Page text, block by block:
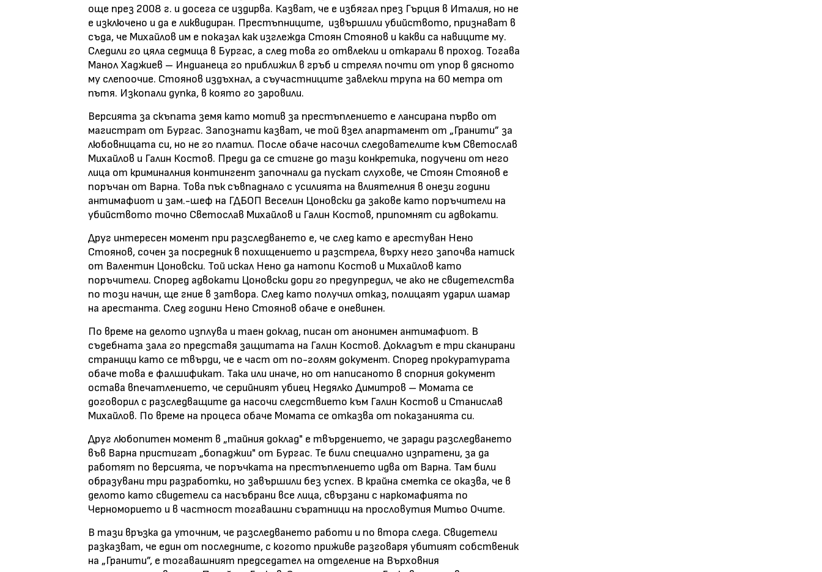
още през 2008 г. и досега се издирва. Казват, че е избягал през Гърция в Италия, но не
е изключено и да е ликвидиран. Престъпниците, извършили убийството, признават в
съда, че Михайлов им е показал как изглежда Стоян Стоянов и какви са навиците му.
Следили го цяла седмица в Бургас, а след това го отвлекли и откарали в проход. Тогава
Манол Хаджиев – Индианеца го приближил в гръб и стрелял почти от упор в дясното
му слепоочие. Стоянов издъхнал, а съучастниците завлекли трупа на 60 метра от
пътя. Изкопали дупка, в която го заровили.
Версията за скъпата земя като мотив за престъплението е лансирана първо от
магистрат от Бургас. Запознати казват, че той взел апартамент от „Гранити” за
любовницата си, но не го платил. После обаче насочил следователите към Светослав
Михайлов и Галин Костов. Преди да се стигне до тази конкретика, подучени от него
лица от криминалния контингент започнали да пускат слухове, че Стоян Стоянов е
поръчан от Варна. Това пък съвпаднало с усилията на влиятелния в онези години
антимафиот и зам.-шеф на ГДБОП Веселин Цоновски да закове като поръчители на
убийството точно Светослав Михайлов и Галин Костов, припомнят си адвокати.
Друг интересен момент при разследването е, че след като е арестуван Нено
Стоянов, сочен за посредник в похищението и разстрела, върху него започва натиск
от Валентин Цоновски. Той искал Нено да натопи Костов и Михайлов като
поръчители. Според адвокати Цоновски дори го предупредил, че ако не свидетелства
по този начин, ще гние в затвора. След като получил отказ, полицаят ударил шамар
на арестанта. След години Нено Стоянов обаче е оневинен.
По време на делото изплува и таен доклад, писан от анонимен антимафиот. В
съдебната зала го представя защитата на Галин Костов. Докладът е три сканирани
страници като се твърди, че е част от по-голям документ. Според прокуратурата
обаче това е фалшификат. Така или иначе, но от написаното в спорния документ
остава впечатлението, че серийният убиец Недялко Димитров – Момата се
договорил с разследващите да насочи следствието към Галин Костов и Станислав
Михайлов. По време на процеса обаче Момата се отказва от показанията си.
Друг любопитен момент в „тайния доклад" е твърдението, че заради разследването
във Варна пристигат „бопаджии" от Бургас. Те били специално изпратени, за да
работят по версията, че поръчката на престъплението идва от Варна. Там били
образувани три разработки, но завършили без успех. В крайна сметка се оказва, че в
делото като свидетели са насъбрани все лица, свързани с наркомафията по
Черноморието и в частност тогавашни съратници на прословутия Митьо Очите.
В тази връзка да уточним, че разследването работи и по втора следа. Свидетели
разказват, че един от последните, с когото приживе разговаря убитият собственик
на „Гранити”, е тогавашният председател на отделение на Върховния